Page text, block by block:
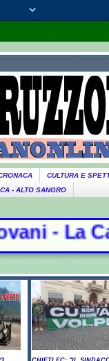
CULTURA E
- ALTO SANGRO